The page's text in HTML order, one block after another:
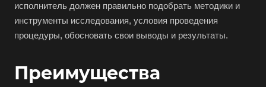
исполнитель должен правильно подобрать методики и
инструменты исследования, условия проведения
процедуры, обосновать свои выводы и результаты.
Преимущества
Белорецк
Белореченск
Березники